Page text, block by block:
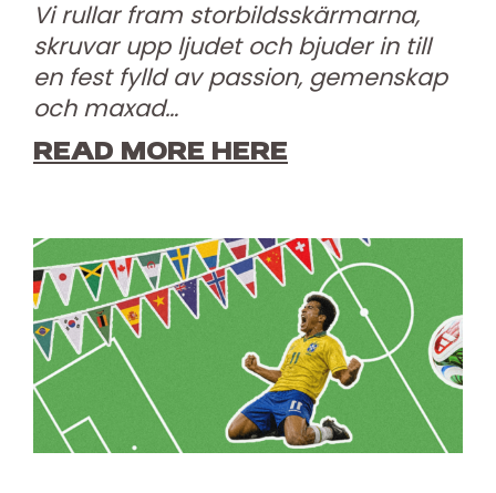
Vi rullar fram storbildsskärmarna,
skruvar upp ljudet och bjuder in till
en fest fylld av passion, gemenskap
och maxad…
READ MORE HERE